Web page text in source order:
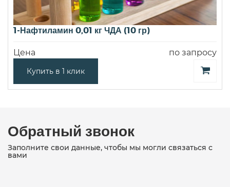
1-Нафтиламин 0,01 кг ЧДА (10 гр)
Цена по запросу
Купить в 1 клик
Обратный звонок
Заполните свои данные, чтобы мы могли связаться с
вами